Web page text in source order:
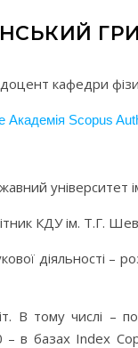
кафедри
Академія Scopus
університет
КДУ ім. Т.Г.
діяльності –
В тому числі –
в базах Index